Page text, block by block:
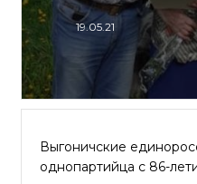
19.05.21
Выгоничские
однопартийца с 86-